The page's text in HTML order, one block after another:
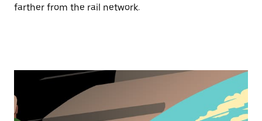
farther from the rail network.